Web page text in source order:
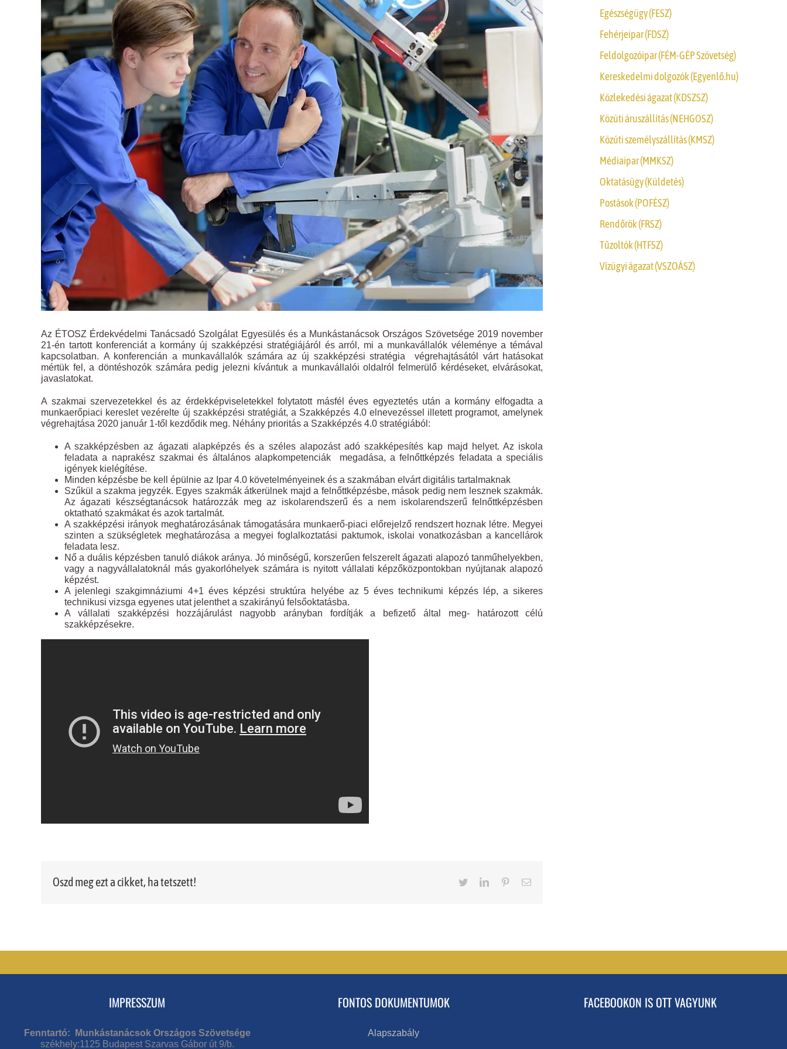
Image
Az ÉTOSZ Érdekvédelmi Tanácsadó Szolgálat Egyesülés és a Munkástanácsok Országos Szövetsége 2019 november
21-én tartott konferenciát a kormány új szakképzési stratégiájáról és arról, mi a munkavállalók véleménye a témával
kapcsolatban. A konferencián a munkavállalók számára az új szakképzési stratégia végrehajtásától várt hatásokat
mértük fel, a döntéshozók számára pedig jelezni kívántuk a munkavállalói oldalról felmerülő kérdéseket, elvárásokat,
javaslatokat.
A szakmai szervezetekkel és az érdekképviseletekkel folytatott másfél éves egyeztetés után a kormány elfogadta a
munkaerőpiaci kereslet vezérelte új szakképzési stratégiát, a Szakképzés 4.0 elnevezéssel illetett programot, amelynek
végrehajtása 2020 január 1-től kezdődik meg. Néhány prioritás a Szakképzés 4.0 stratégiából:
A szakképzésben az ágazati alapképzés és a széles alapozást adó szakképesítés kap majd helyet. Az iskola
feladata a naprakész szakmai és általános alapkompetenciák megadása, a felnőttképzés feladata a speciális
igények kielégítése.
Minden képzésbe be kell épülnie az Ipar 4.0 követelményeinek és a szakmában elvárt digitális tartalmaknak
Szűkül a szakma jegyzék. Egyes szakmák átkerülnek majd a felnőttképzésbe, mások pedig nem lesznek szakmák.
Az ágazati készségtanácsok határozzák meg az iskolarendszerű és a nem iskolarendszerű felnőttképzésben
oktatható szakmákat és azok tartalmát.
A szakképzési irányok meghatározásának támogatására munkaerő-piaci előrejelző rendszert hoznak létre. Megyei
szinten a szükségletek meghatározása a megyei foglalkoztatási paktumok, iskolai vonatkozásban a kancellárok
feladata lesz.
Nő a duális képzésben tanuló diákok aránya. Jó minőségű, korszerűen felszerelt ágazati alapozó tanműhelyekben,
vagy a nagyvállalatoknál más gyakorlóhelyek számára is nyitott vállalati képzőközpontokban nyújtanak alapozó
képzést.
A jelenlegi szakgimnáziumi 4+1 éves képzési struktúra helyébe az 5 éves technikumi képzés lép, a sikeres
technikusi vizsga egyenes utat jelenthet a szakirányú felsőoktatásba.
A vállalati szakképzési hozzájárulást nagyobb arányban fordítják a befizető által meg- határozott célú
szakképzésekre.
Oszd meg ezt a cikket, ha tetszett! TwitterLinkedInPinterestEmail
Egészségügy (FESZ)
Fehérjeipar (FDSZ)
Feldolgozóipar (FÉM-GÉP Szövetség)
Kereskedelmi dolgozók (Egyenlő.hu)
Közlekedési ágazat (KDSZSZ)
Közúti áruszállítás (NEHGOSZ)
Közúti személyszállítás (KMSZ)
Médiaipar (MMKSZ)
Oktatásügy (Küldetés)
Postások (POFÉSZ)
Rendőrök (FRSZ)
Tűzoltók (HTFSZ)
Vízügyi ágazat (VSZOÁSZ)
IMPRESSZUM
Fenntartó: Munkástanácsok Országos Szövetsége
székhely:1125 Budapest Szarvas Gábor út 9/b.
FONTOS DOKUMENTUMOK
Alapszabály
FACEBOOKON IS OTT VAGYUNK